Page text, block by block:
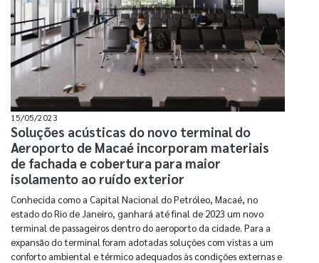
15/05/2023
Soluções acústicas do novo terminal do
Aeroporto de Macaé incorporam materiais
de fachada e cobertura para maior
isolamento ao ruído exterior
Conhecida como a Capital Nacional do Petróleo, Macaé, no
estado do Rio de Janeiro, ganhará até final de 2023 um novo
terminal de passageiros dentro do aeroporto da cidade. Para a
expansão do terminal foram adotadas soluções com vistas a um
conforto ambiental e térmico adequados às condições externas e